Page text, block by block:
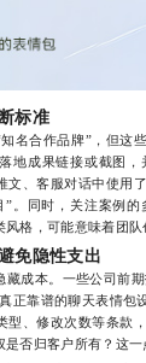
标准
合作品牌”，但这
地成果链接或截图
文、客服对话中使用
”。同时，关注案例
格，可能意味着团队
免隐性支出
本。一些公司前期
正靠谱的聊天表情包
型、修改次数等条款
否归客户所有？这一